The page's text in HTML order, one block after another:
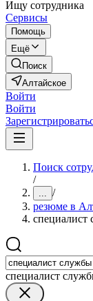
Ищу сотрудника
Сервисы
Помощь
Ещё
Поиск
Алтайское
Войти
Войти
Поиск
/
... /
резюме в
специалист
специалист